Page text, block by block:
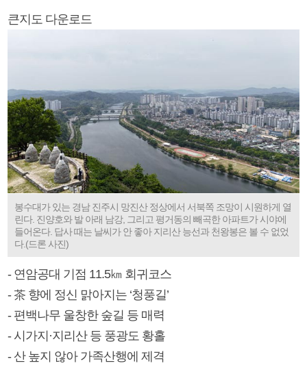
큰지도 다운로드
봉수대가 있는 경남 진주시 망진산 정상에서 서북쪽 조망이 시원하게 열
린다. 진양호와 발 아래 남강, 그리고 평거동의 빼곡한 아파트가 시야에
들어온다. 답사 때는 날씨가 안 좋아 지리산 능선과 천왕봉은 볼 수 없었
다.(드론 사진)
- 연암공대 기점 11.5㎞ 회귀코스
- 茶 향에 정신 맑아지는 ‘청풍길’
- 편백나무 울창한 숲길 등 매력
- 시가지·지리산 등 풍광도 황홀
- 산 높지 않아 가족산행에 제격